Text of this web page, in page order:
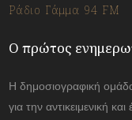
Ράδιο Γάμμα 94 FM
Ο πρώτος
Η δημοσιογραφική
για την αντικειμενική